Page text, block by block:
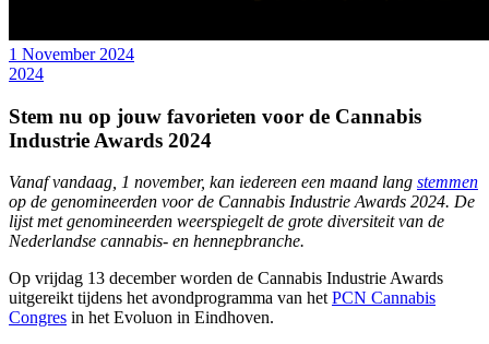
1 November 2024
2024
Stem nu op jouw favorieten voor de Cannabis
Industrie Awards 2024
Vanaf vandaag, 1 november, kan iedereen een maand lang stemmen
op de genomineerden voor de Cannabis Industrie Awards 2024. De
lijst met genomineerden weerspiegelt de grote diversiteit van de
Nederlandse cannabis- en hennepbranche.
Op vrijdag 13 december worden de Cannabis Industrie Awards
uitgereikt tijdens het avondprogramma van hetPCN Cannabis
Congres in het Evoluon in Eindhoven.